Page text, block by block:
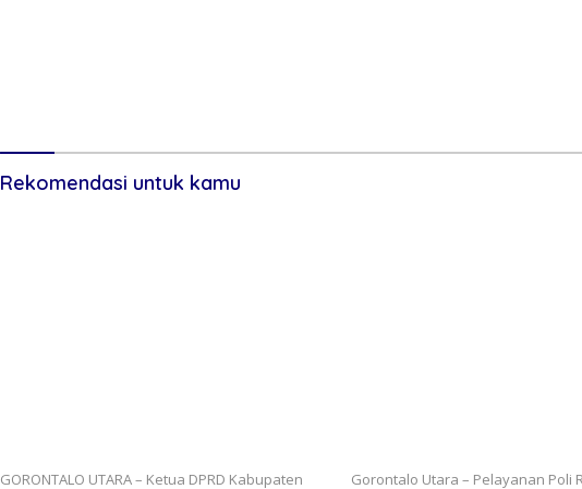
Rekomendasi untuk kamu
GORONTALO UTARA – Ketua DPRD Kabupaten
Gorontalo Utara – Pelayanan Poli